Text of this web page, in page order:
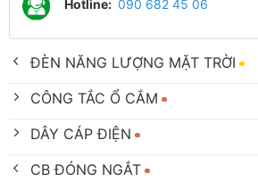
Hotline: 090 682 45 06
ĐÈN NĂNG LƯỢNG MẶT TRỜI
CÔNG TẮC Ổ CẮM
DÂY CÁP ĐIỆN
CB ĐÓNG NGẮT